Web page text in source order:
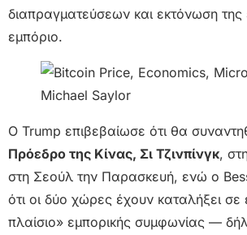
διαπραγματεύσεων και εκτόνωση της
εμπόριο.
Ο Trump επιβεβαίωσε ότι θα
Πρόεδρο της Κίνας, Σι Τζινπίνγκ,
στη Σεούλ την Παρασκευή, ενώ ο
ότι οι δύο χώρες έχουν καταλήξει σε
πλαίσιο» εμπορικής συμφωνίας —